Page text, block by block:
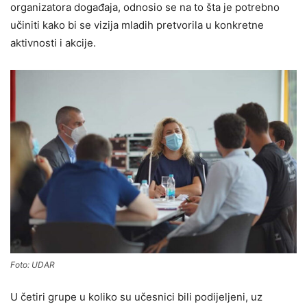
organizatora događaja, odnosio se na to šta je potrebno
učiniti kako bi se vizija mladih pretvorila u konkretne
aktivnosti i akcije.
Foto: UDAR
U četiri grupe u koliko su učesnici bili podijeljeni, uz